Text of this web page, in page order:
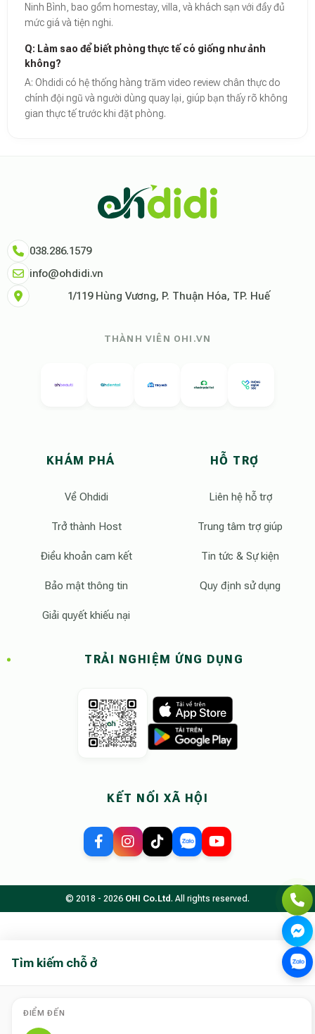
Tìm kiếm chỗ ở
ĐIỂM ĐẾN
Ninh Bình, bao gồm homestay, villa, và khách sạn với đầy đủ
mức giá và tiện nghi.
Q: Làm sao để biết phòng thực tế có giống như ảnh
không?
A: Ohdidi có hệ thống hàng trăm video review chân thực do
chính đội ngũ và người dùng quay lại, giúp bạn thấy rõ không
gian thực tế trước khi đặt phòng.
Ohdidi Facebook Official,
038.286.1579
info@ohdidi.vn
1/119 Hùng Vương, P. Thuận Hóa, TP. Huế
THÀNH VIÊN OHI.VN
KHÁM PHÁ
Về Ohdidi
Trở thành Host
Điều khoản cam kết
Bảo mật thông tin
Giải quyết khiếu nại
HỖ TRỢ
Liên hệ hỗ trợ
Trung tâm trợ giúp
Tin tức & Sự kiện
Quy định sử dụng
TRẢI NGHIỆM ỨNG DỤNG
KẾT NỐI XÃ HỘI
© 2018 - 2026 OHI Co.Ltd. All rights reserved.